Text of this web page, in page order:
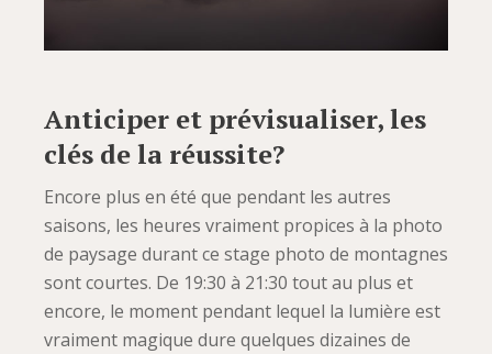
Anticiper et prévisualiser, les
clés de la réussite?
Encore plus en été que pendant les autres
saisons, les heures vraiment propices à la photo
de paysage durant ce stage photo de montagnes
sont courtes. De 19:30 à 21:30 tout au plus et
encore, le moment pendant lequel la lumière est
vraiment magique dure quelques dizaines de